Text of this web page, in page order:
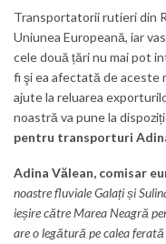
Transportatorii rutieri din
Uniunea Europeană, iar
cele două țări nu mai pot
fi şi ea afectată de aceste
ajute la reluarea
noastră va pune la
pentru transporturi
Adina Vălean, comisar
noastre fluviale Galați și
ieșire către Marea Neagră
are o legătură pe calea